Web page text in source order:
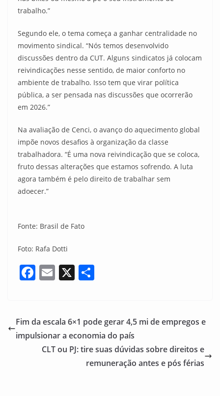
trabalho.”
Segundo ele, o tema começa a ganhar centralidade no
movimento sindical. “Nós temos desenvolvido
discussões dentro da CUT. Alguns sindicatos já colocam
reivindicações nesse sentido, de maior conforto no
ambiente de trabalho. Isso tem que virar política
pública, a ser pensada nas discussões que ocorrerão
em 2026.”
Na avaliação de Cenci, o avanço do aquecimento global
impõe novos desafios à organização da classe
trabalhadora. “É uma nova reivindicação que se coloca,
fruto dessas alterações que estamos sofrendo. A luta
agora também é pelo direito de trabalhar sem
adoecer.”
Fonte: Brasil de Fato
Foto: Rafa Dotti
F
e
b
o
E
l
X
e
Fim da escala 6×1 pode gerar 4,5 mi de empregos e
impulsionar a economia do país
CLT ou PJ: tire suas dúvidas sobre direitos e
remuneração antes e pós férias